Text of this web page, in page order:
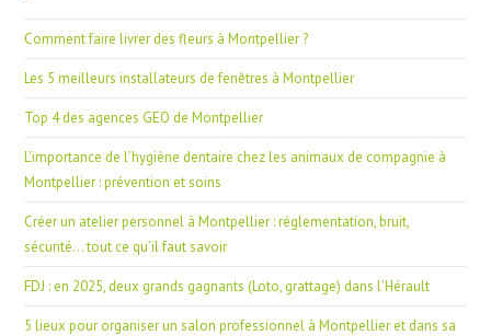
Comment faire livrer des fleurs à Montpellier ?
Les 5 meilleurs installateurs de fenêtres à Montpellier
Top 4 des agences GEO de Montpellier
L’importance de l’hygiène dentaire chez les animaux de compagnie à
Montpellier : prévention et soins
Créer un atelier personnel à Montpellier : réglementation, bruit,
sécurité… tout ce qu’il faut savoir
FDJ : en 2025, deux grands gagnants (Loto, grattage) dans l’Hérault
5 lieux pour organiser un salon professionnel à Montpellier et dans sa